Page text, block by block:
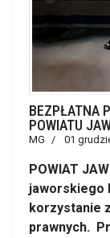
BEZPŁATNA
POWIATU
MG 01
POWIAT
jaworskiego
korzystanie
prawnych.